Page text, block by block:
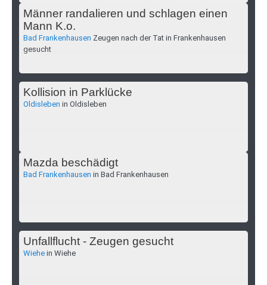
Männer randalieren und schlagen einen
Mann K.o.
Bad Frankenhausen Zeugen nach der Tat in Frankenhausen
gesucht
Kollision in Parklücke
Oldisleben in Oldisleben
Mazda beschädigt
Bad Frankenhausen in Bad Frankenhausen
Unfallflucht - Zeugen gesucht
Wiehe in Wiehe